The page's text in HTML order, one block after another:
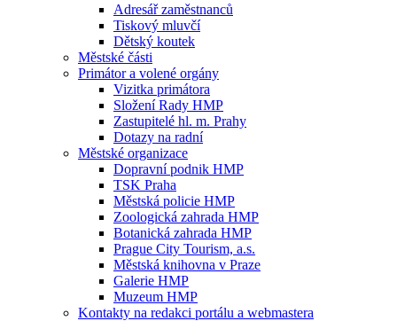
Adresář zaměstnanců
Tiskový mluvčí
Dětský koutek
Městské části
Primátor a volené orgány
Vizitka primátora
Složení Rady HMP
Zastupitelé hl. m. Prahy
Dotazy na radní
Městské organizace
Dopravní podnik HMP
TSK Praha
Městská policie HMP
Zoologická zahrada HMP
Botanická zahrada HMP
Prague City Tourism, a.s.
Městská knihovna v Praze
Galerie HMP
Muzeum HMP
Kontakty na redakci portálu a webmastera